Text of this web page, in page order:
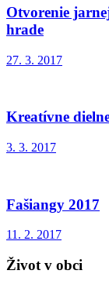
Otvorenie
hrade
27. 3. 2017
Kreatívne
3. 3. 2017
Fašiangy 2017
11. 2. 2017
Život v obci